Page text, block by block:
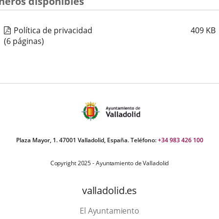
externa.externa.
Política de privacidad 409 KB
(6 páginas)
Plaza Mayor, 1. 47001 Valladolid, España. Teléfono:+34 983 426 100
Copyright 2025 - Ayuntamiento de Valladolid
valladolid.es
El Ayuntamiento